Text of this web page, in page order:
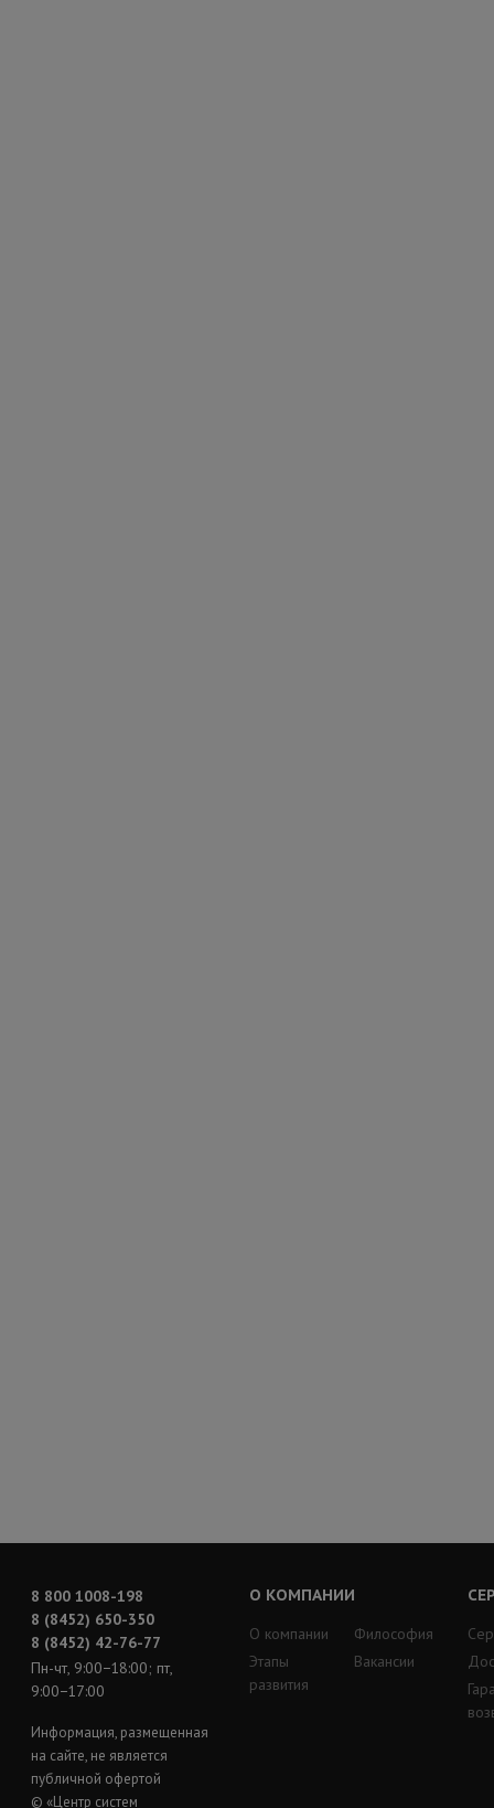
8 800 1008-198
8 (8452) 650-350
8 (8452) 42-76-77
Пн-чт, 9:00−18:00; пт,
9:00−17:00
Информация, размещенная
на сайте, не является
публичной офертой
© «Центр систем
О КОМПАНИИ
О компании
Этапы
развития
Философия
Вакансии